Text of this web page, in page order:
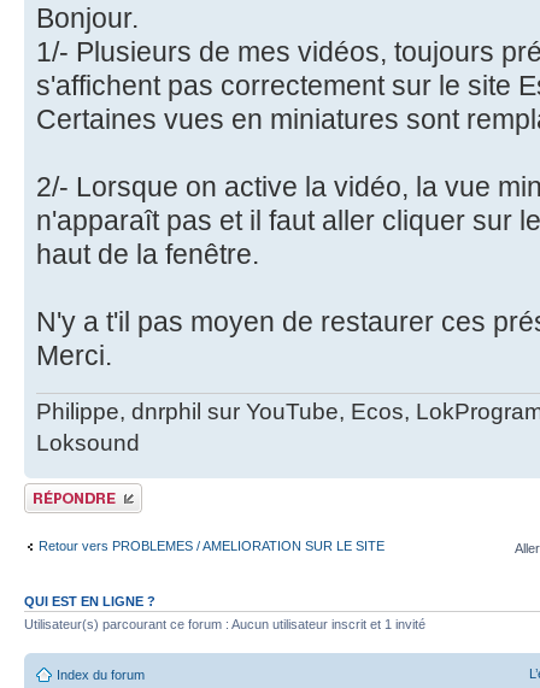
Bonjour.
1/- Plusieurs de mes vidéos, toujours
s'affichent pas correctement sur le site
Certaines vues en miniatures sont
2/- Lorsque on active la vidéo, la vue
n'apparaît pas et il faut aller cliquer sur
haut de la fenêtre.
N'y a t'il pas moyen de restaurer ces
Merci.
Philippe, dnrphil sur YouTube, Ecos,
Loksound
Publier une réponse
Retour vers PROBLEMES / AMELIORATION SUR LE SITE
QUI EST EN LIGNE ?
Utilisateur(s) parcourant ce forum : Aucun utilisateur inscrit et 1 invité
Index du forum